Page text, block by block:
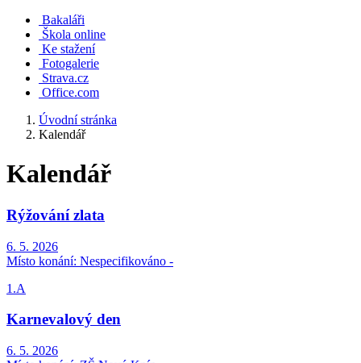
Bakaláři
Škola online
Ke stažení
Fotogalerie
Strava.cz
Office.com
Úvodní stránka
Kalendář
Kalendář
Rýžování zlata
6. 5. 2026
Místo konání: Nespecifikováno -
1.A
Karnevalový den
6. 5. 2026